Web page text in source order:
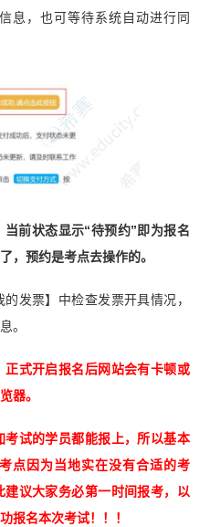
息，也可等待系统自动进行同
前状态显示“待预约”即为报名
，预约是考点去操作的。
发票】中检查发票开具情况，
。
式开启报名后网站会有卡顿或
器。
试的学员都能报上，所以基本
点因为当地实在没有合适的考
议大家务必第一时间报考，以
报名本次考试！！！